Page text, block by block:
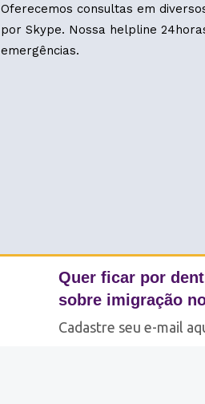
Quer ficar por
sobre imigração
Cadastre seu e-mail
Oferecemos consultas em
por Skype. Nossa helpline
emergências.